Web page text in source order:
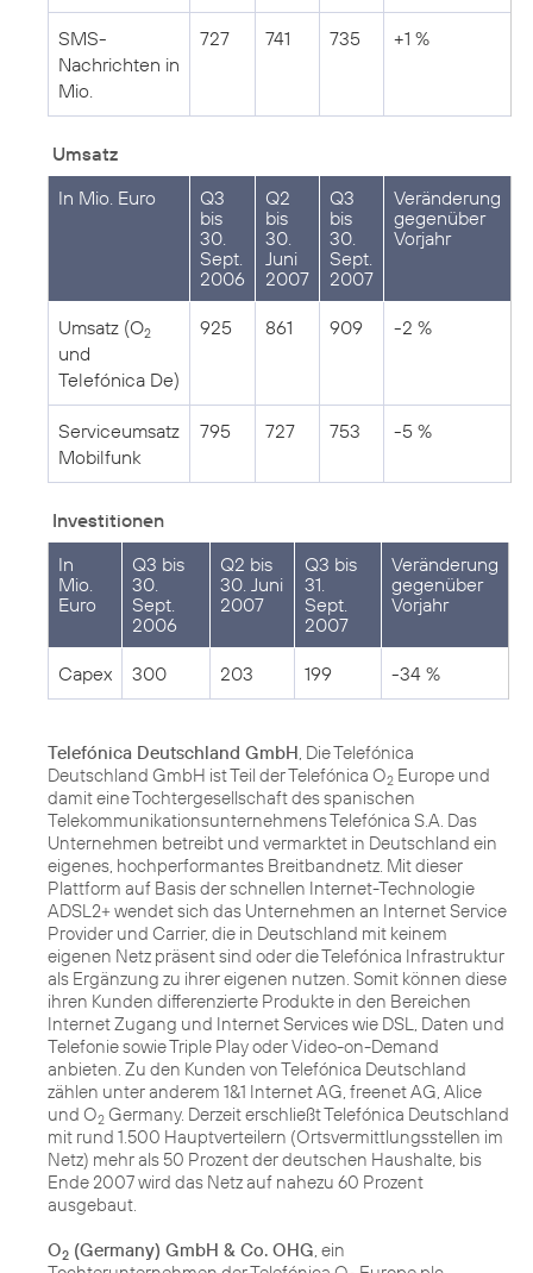
SMS-
Nachrichten in
Mio.
727 741 735 +1 %
Umsatz
In Mio. Euro
Q3
bis
30.
Sept.
2006
Q2
bis
30.
Juni
2007
Q3
bis
30.
Sept.
2007
Veränderung
gegenüber
Vorjahr
Umsatz (O2
und
Telefónica De)
925 861 909 -2 %
Serviceumsatz
Mobilfunk
795 727 753 -5 %
Investitionen
In
Mio.
Euro
Q3 bis
30.
Sept.
2006
Q2 bis
30. Juni
2007
Q3 bis
31.
Sept.
2007
Veränderung
gegenüber
Vorjahr
Capex 300 203 199 -34 %
Telefónica Deutschland GmbH, Die Telefónica
Deutschland GmbH ist Teil der Telefónica O2 Europe und
damit eine Tochtergesellschaft des spanischen
Telekommunikationsunternehmens Telefónica S.A. Das
Unternehmen betreibt und vermarktet in Deutschland ein
eigenes, hochperformantes Breitbandnetz. Mit dieser
Plattform auf Basis der schnellen Internet-Technologie
ADSL2+ wendet sich das Unternehmen an Internet Service
Provider und Carrier, die in Deutschland mit keinem
eigenen Netz präsent sind oder die Telefónica Infrastruktur
als Ergänzung zu ihrer eigenen nutzen. Somit können diese
ihren Kunden differenzierte Produkte in den Bereichen
Internet Zugang und Internet Services wie DSL, Daten und
Telefonie sowie Triple Play oder Video-on-Demand
anbieten. Zu den Kunden von Telefónica Deutschland
zählen unter anderem 1&1 Internet AG, freenet AG, Alice
und O2 Germany. Derzeit erschließt Telefónica Deutschland
mit rund 1.500 Hauptverteilern (Ortsvermittlungsstellen im
Netz) mehr als 50 Prozent der deutschen Haushalte, bis
Ende 2007 wird das Netz auf nahezu 60 Prozent
ausgebaut.
O2 (Germany) GmbH & Co. OHG, ein